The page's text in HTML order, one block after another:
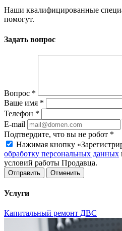
Наши квалифицированные
помогут.
Задать вопрос
Вопрос *
Ваше имя *
Телефон *
E-mail
Подтвердите, что вы не робот *
Нажимая кнопку
обработку персональных данных
условий работы Продавца.
Отменить
Услуги
Капитальный ремонт ДВС